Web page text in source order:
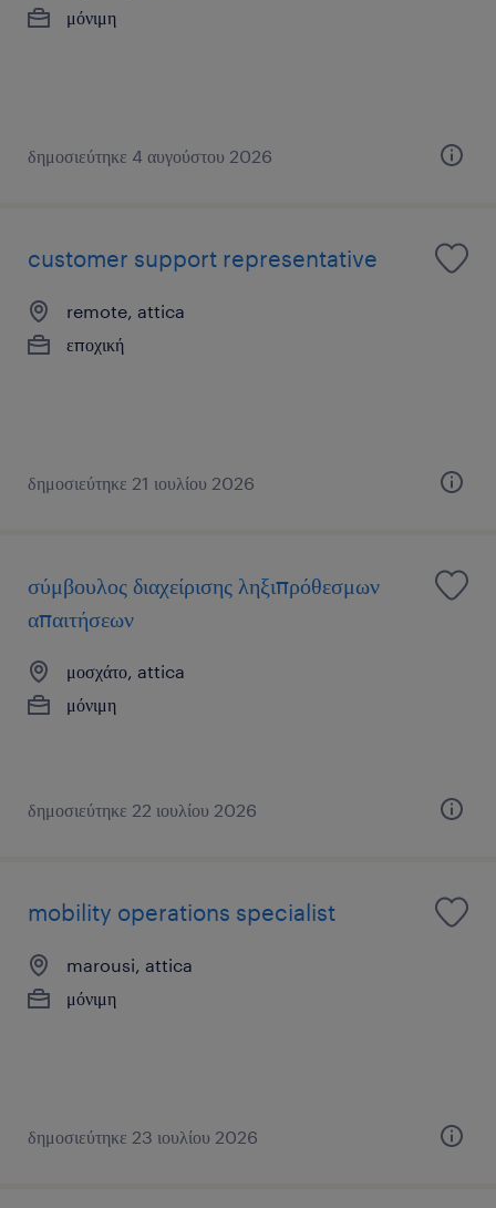
μόνιμη
δημοσιεύτηκε 4 αυγούστου 2026
customer support representative
remote, attica
εποχική
δημοσιεύτηκε 21 ιουλίου 2026
σύμβουλος διαχείρισης ληξιπρόθεσμων
απαιτήσεων
μοσχάτο, attica
μόνιμη
δημοσιεύτηκε 22 ιουλίου 2026
mobility operations specialist
marousi, attica
μόνιμη
δημοσιεύτηκε 23 ιουλίου 2026